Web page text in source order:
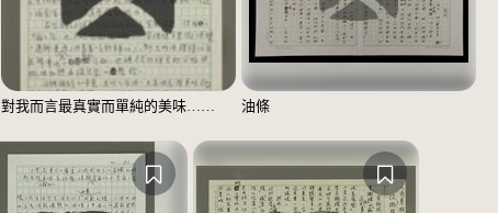
對我而言最真實而單純的美味…… 油條